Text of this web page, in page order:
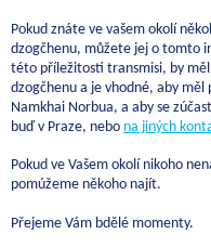
Pokud znáte ve vašem okolí
dzogčhenu, můžete jej o tomto
této příležitosti transmisi, by
dzogčhenu a je vhodné, aby měl
Namkhai Norbua, a aby se
buď v Praze, nebo na jiných
Pokud ve Vašem okolí nikoho
pomúžeme někoho najít.
Přejeme Vám bdělé momenty.